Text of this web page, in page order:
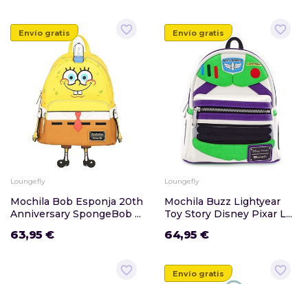
favorite_border
Envío gratis
Loungefly
Mochila Bob Esponja 20th
Anniversary SpongeBob ...
63,95 €
favorite_border
Envío gratis
Loungefly
Mochila Buzz Lightyear
Toy Story Disney Pixar L...
64,95 €
favorite_border favorite_border
Envío gratis